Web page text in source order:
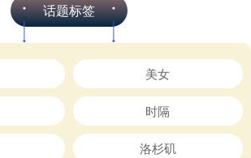
话题标签
美女
时隔
洛杉矶